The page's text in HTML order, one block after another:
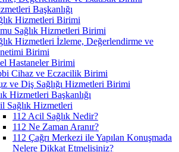
Başkanlığı
Hizmetleri Birimi
Sağlık Hizmetleri Birimi
Hizmetleri İzleme, Değerlendirme ve
Birimi
Hastaneler Birimi
Cihaz ve Eczacilik Birimi
ve Diş Sağlığı Hizmetleri Birimi
Hizmetleri Başkanlığı
Sağlık Hizmetleri
112 Acil Sağlık Nedir?
112 Ne Zaman Aranır?
112 Çağrı Merkezi ile Yapılan Konuşmada
Nelere Dikkat Etmelisiniz?